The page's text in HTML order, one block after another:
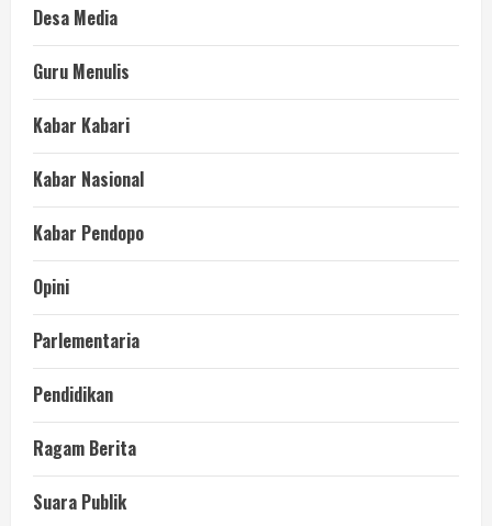
Desa Media
Guru Menulis
Kabar Kabari
Kabar Nasional
Kabar Pendopo
Opini
Parlementaria
Pendidikan
Ragam Berita
Suara Publik